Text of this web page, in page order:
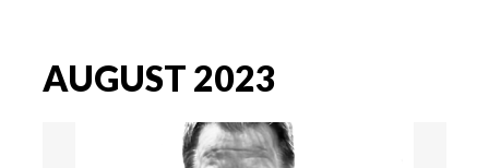
AUGUST 2023